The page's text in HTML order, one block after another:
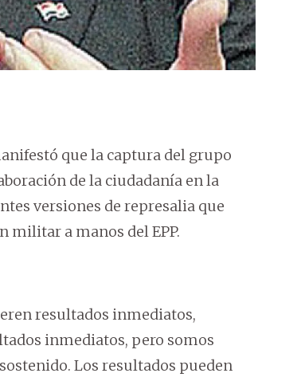
que la captura del grupo
de la ciudadanía en la
versiones de represalia que
militar a manos del EPP.
resultados inmediatos,
inmediatos, pero somos
Los resultados pueden